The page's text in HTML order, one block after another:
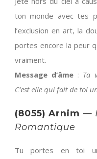
ton monde avec tes
l’exclusion en art, la
portes encore la peur
vraiment.
Message d’âme : Ta
C’est elle qui fait de toi
(8055) Arnim —
Romantique
Tu portes en toi